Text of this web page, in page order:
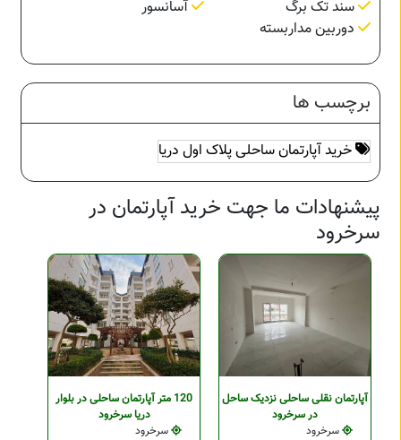
سند تک برگ
آسانسور
دوربین مداربسته
برچسب ها
خرید آپارتمان ساحلی پلاک اول دریا
پیشنهادات ما جهت خرید آپارتمان در
سرخرود
آپارتمان نقلی ساحلی نزدیک ساحل
در سرخرود
سرخرود
120 متر آپارتمان ساحلی در بلوار
دریا سرخرود
سرخرود